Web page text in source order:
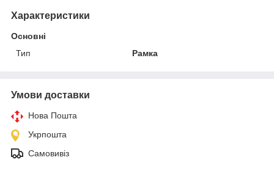
Характеристики
Основні
Тип
Рамка
Умови доставки
Нова Пошта
Укрпошта
Самовивіз